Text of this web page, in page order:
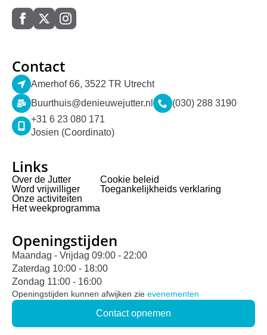
Contact
Amerhof 66, 3522 TR Utrecht
Buurthuis@denieuwejutter.nl
(030) 288 3190
+31 6 23 080 171
Josien (Coordinato)
Links
Over de Jutter
Word vrijwilliger
Onze activiteiten
Het weekprogramma
Cookie beleid
Toegankelijkheids verklaring
Openingstijden
Maandag - Vrijdag 09:00 - 22:00
Zaterdag 10:00 - 18:00
Zondag 11:00 - 16:00
Openingstijden kunnen afwijken zie evenementen
Contact opnemen